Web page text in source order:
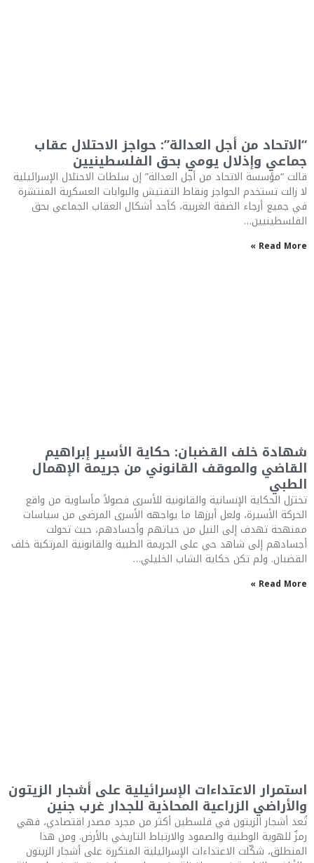
“الاتحاد من أجل العدالة”: حواجز الاحتلال عقاب
جماعي وإذلال يومي بحق الفلسطينيين
قالت “مؤسسة الاتحاد من أجل العدالة” إن سلطات الاحتلال الإسرائيلية
لا زالت تستخدم الحواجز ونقاط التفتيش والبوابات العسكرية المنتشرة
في جميع أرجاء الضفة الغربية، كأحد أشكال العقاب الجماعي بحق
الفلسطينيين…
Read More »
شهادة خلف القضبان: حكاية الأسير إبراهيم
القاضي والموقف القانوني من جريمة الإهمال
الطبي
تختزل الحكاية الإنسانية والقانونية للأسرى فصولاً مأساوية من واقع
الحركة الأسيرة، ولعل أبرزها ما يواجهه الأسرى المرضى من سياسات
ممنهجة تهدف إلى النيل من حياتهم وأجسادهم، حيث تحولت
أجسادهم إلى شاهد حي على الجريمة الطبية والقانونية المرتكبة خلف
القضبان. ولم تكن حكاية الشاب الخليلي…
Read More »
استمرار الاعتداءات الإسرائيلية على أشجار الزيتون
والأراضي الزراعية المحاذية للجدار غرب جنين
تُعد أشجار الزيتون في فلسطين أكثر من مجرد مصدر اقتصادي، فهي
رمزٌ للهوية الوطنية والصمود والارتباط التاريخي بالأرض. ومن هذا
المنطلق، شكّلت الاعتداءات الإسرائيلية المتكررة على أشجار الزيتون